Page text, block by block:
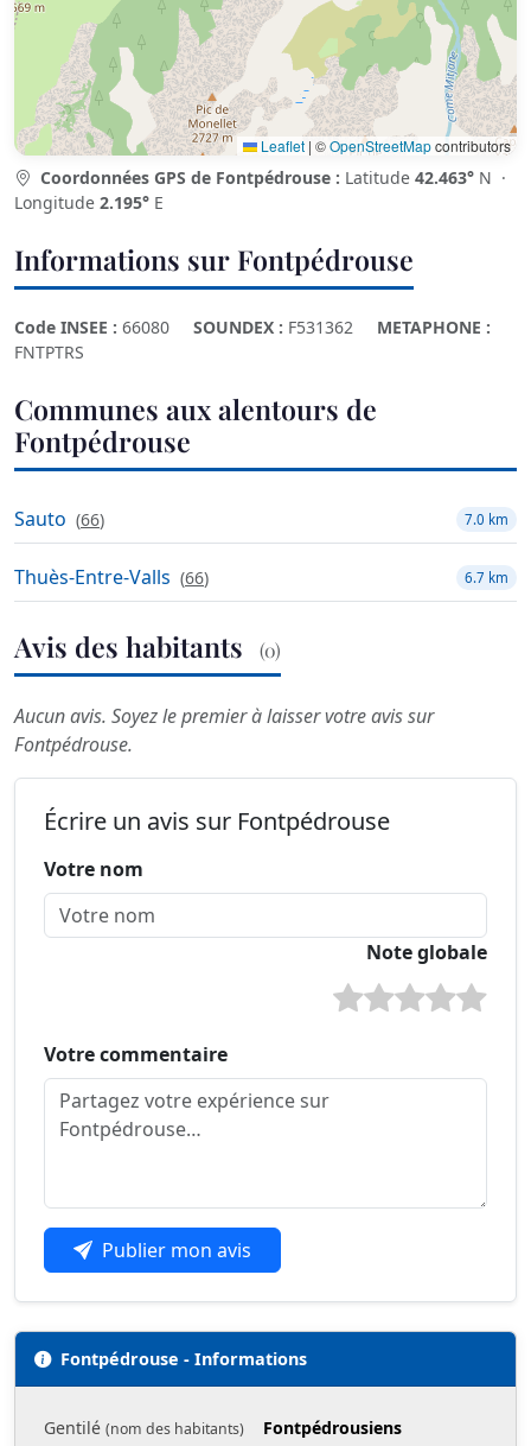
Leaflet | ©OpenStreetMapcontributors
Coordonnées GPS de Fontpédrouse : Latitude 42.463° N ·
Longitude 2.195° E
Informations sur Fontpédrouse
Code INSEE : 66080 SOUNDEX : F531362
METAPHONE :
FNTPTRS
Communes aux alentours de
Fontpédrouse
Sauto (66) 7.0 km
Thuès-Entre-Valls (66) 6.7 km
Avis des habitants (0)
Aucun avis. Soyez le premier à laisser votre avis sur
Fontpédrouse.
Écrire un avis sur Fontpédrouse
Votre nom
Note globale
Votre commentaire
Publier mon avis
Fontpédrouse - Informations
Gentilé (nom des habitants)
Fontpédrousiens